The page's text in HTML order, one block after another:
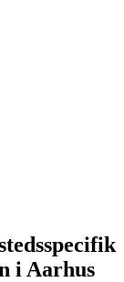
i Aarhus